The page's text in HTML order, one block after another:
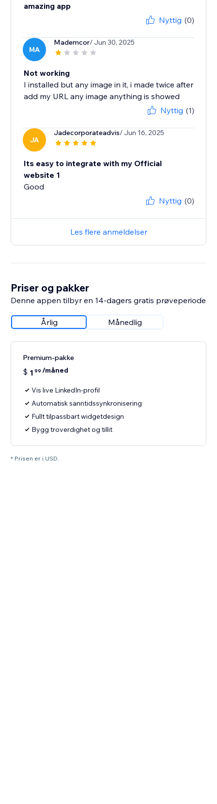
amazing app
Nyttig (0)
MA
Mademcor/ Jun 30, 2025
Not working
I installed but any image in it, i made twice after
add my URL any image anything is showed
Nyttig (1)
JA
Jadecorporateadvis/ Jun 16, 2025
Its easy to integrate with my Official
website 1
Good
Nyttig (0)
Les flere anmeldelser
Priser og pakker
Denne appen tilbyr en 14-dagers gratis prøveperiode
Årlig Månedlig
Premium-pakke
$ 1 99 /måned
Vis live LinkedIn-profil
Automatisk sanntidssynkronisering
Fullt tilpassbart widgetdesign
Bygg troverdighet og tillit
* Prisen er i USD.